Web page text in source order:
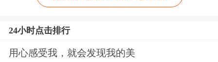
24小时点击排行
用心感受我，就会发现我的美